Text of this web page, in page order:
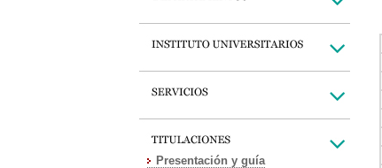
Presentación y guía